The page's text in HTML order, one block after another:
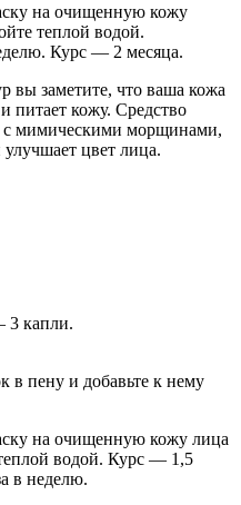
на очищенную кожу
теплой водой.
Курс — 2 месяца.
вы заметите, что ваша кожа
питает кожу. Средство
с мимическими морщинами,
улучшает цвет лица.
3 капли.
в пену и добавьте к нему
на очищенную кожу лица
водой. Курс — 1,5
в неделю.